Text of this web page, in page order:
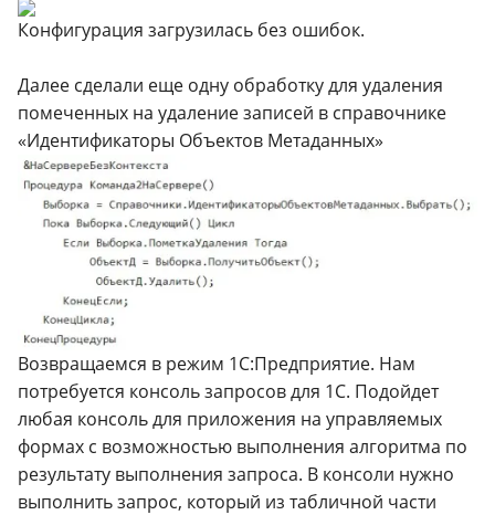
Конфигурация загрузилась без ошибок.
Далее сделали еще одну обработку для удаления
помеченных на удаление записей в справочнике
«Идентификаторы Объектов Метаданных»
Возвращаемся в режим 1С:Предприятие. Нам
потребуется консоль запросов для 1С. Подойдет
любая консоль для приложения на управляемых
формах с возможностью выполнения алгоритма по
результату выполнения запроса. В консоли нужно
выполнить запрос, который из табличной части